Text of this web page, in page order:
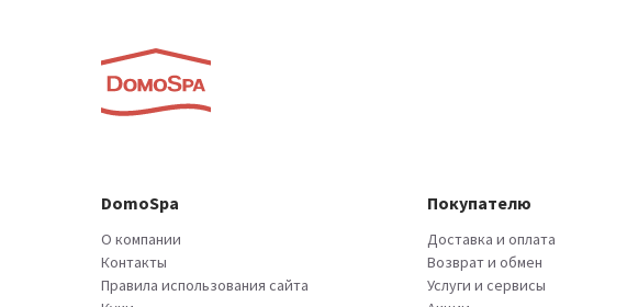
DomoSpa
О компании
Контакты
Правила использования сайта
Покупателю
Доставка и оплата
Возврат и обмен
Услуги и сервисы